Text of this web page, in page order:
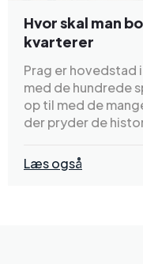
Hvor skal man
kvarterer
Prag er hovedstad
med de hundrede
op til med de
der pryder de
Læs også